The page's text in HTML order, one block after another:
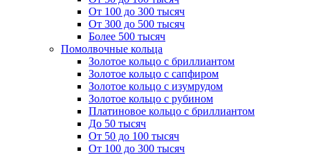
От 100 до 300 тысяч
От 300 до 500 тысяч
Более 500 тысяч
Помолвочные кольца
Золотое кольцо с бриллиантом
Золотое кольцо с сапфиром
Золотое кольцо с изумрудом
Золотое кольцо с рубином
Платиновое кольцо с бриллиантом
До 50 тысяч
От 50 до 100 тысяч
От 100 до 300 тысяч